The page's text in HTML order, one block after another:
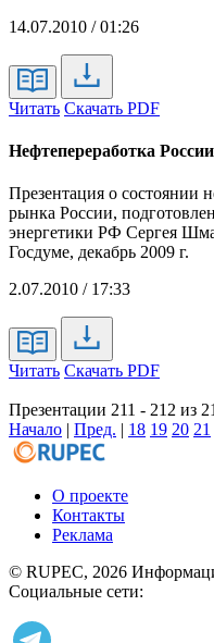
14.07.2010 / 01:26
Читать Скачать PDF
Нефтепереработка России
Презентация о состоянии
рынка России,
энергетики РФ Сергея
Госдуме, декабрь 2009 г.
2.07.2010 / 17:33
Читать Скачать PDF
Презентации 211 - 212 из
Начало | Пред. | 18 19 20 21
О проекте
Контакты
Реклама
© RUPEC, 2026
Социальные сети: